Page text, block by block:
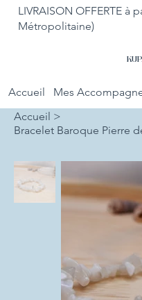
LIVRAISON OFFERTE à
Métropolitaine)
Accueil Mes
Accueil >